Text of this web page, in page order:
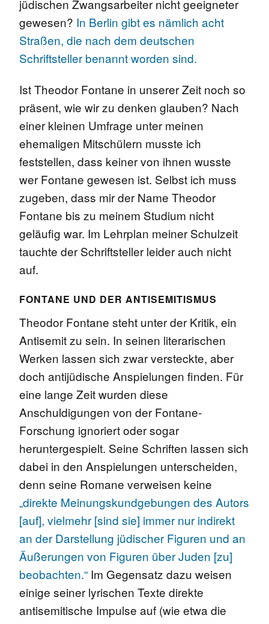
jüdischen Zwangsarbeiter nicht geeigneter
gewesen? In Berlin gibt es nämlich acht
Straßen, die nach dem deutschen
Schriftsteller benannt worden sind.
Ist Theodor Fontane in unserer Zeit noch so
präsent, wie wir zu denken glauben? Nach
einer kleinen Umfrage unter meinen
ehemaligen Mitschülern musste ich
feststellen, dass keiner von ihnen wusste
wer Fontane gewesen ist. Selbst ich muss
zugeben, dass mir der Name Theodor
Fontane bis zu meinem Studium nicht
geläufig war. Im Lehrplan meiner Schulzeit
tauchte der Schriftsteller leider auch nicht
auf.
FONTANE UND DER ANTISEMITISMUS
Theodor Fontane steht unter der Kritik, ein
Antisemit zu sein. In seinen literarischen
Werken lassen sich zwar versteckte, aber
doch antijüdische Anspielungen finden. Für
eine lange Zeit wurden diese
Anschuldigungen von der Fontane-
Forschung ignoriert oder sogar
heruntergespielt. Seine Schriften lassen sich
dabei in den Anspielungen unterscheiden,
denn seine Romane verweisen keine
„direkte Meinungskundgebungen des Autors
[auf], vielmehr [sind sie] immer nur indirekt
an der Darstellung jüdischer Figuren und an
Äußerungen von Figuren über Juden [zu]
beobachten.“ Im Gegensatz dazu weisen
einige seiner lyrischen Texte direkte
antisemitische Impulse auf (wie etwa die